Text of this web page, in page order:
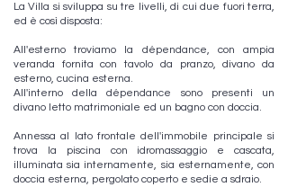
La Villa si sviluppa su tre livelli, di cui due fuori terra,
ed è così disposta:
All'esterno troviamo la dépendance, con ampia
veranda fornita con tavolo da pranzo, divano da
esterno, cucina esterna.
All'interno della dépendance sono presenti un
divano letto matrimoniale ed un bagno con doccia.
Annessa al lato frontale dell'immobile principale si
trova la piscina con idromassaggio e cascata,
illuminata sia internamente, sia esternamente, con
doccia esterna, pergolato coperto e sedie a sdraio.